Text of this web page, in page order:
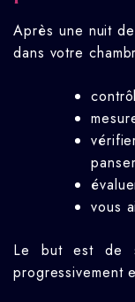
Après une nuit
dans votre
vous
Le but est de
progressivement